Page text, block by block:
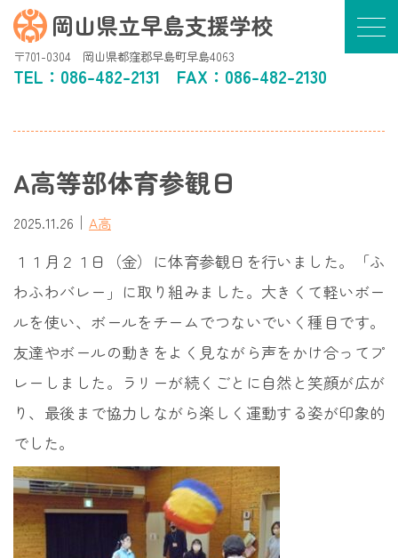
岡山県立早島支援学校
〒701-0304 岡山県都窪郡早島町早島4063
TEL： 086-482-2131 FAX：086-482-2130
A高等部体育参観日
2025.11.26 ｜ A高
１１月２１日（金）に体育参観日を行いました。「ふ
わふわバレー」に取り組みました。大きくて軽いボー
ルを使い、ボールをチームでつないでいく種目です。
友達やボールの動きをよく見ながら声をかけ合ってプ
レーしました。ラリーが続くごとに自然と笑顔が広が
り、最後まで協力しながら楽しく運動する姿が印象的
でした。